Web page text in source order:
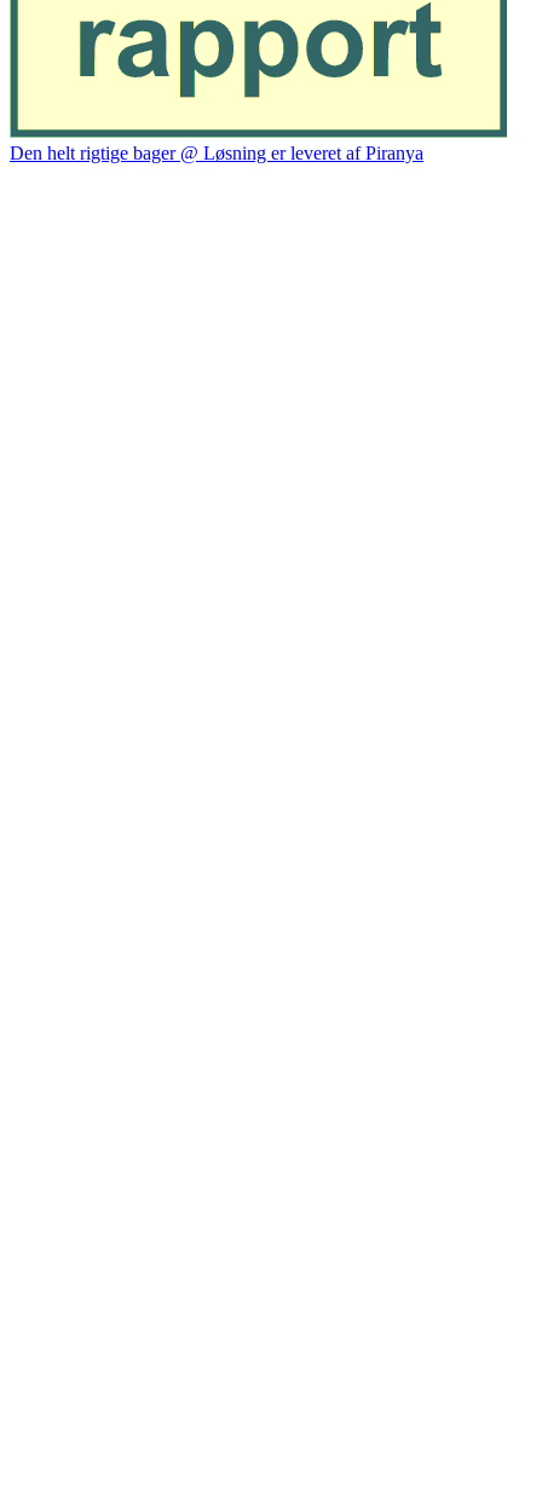
Den helt rigtige bager @ Løsning er leveret af Piranya